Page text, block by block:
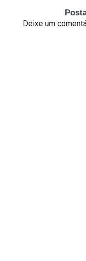
Deixe um